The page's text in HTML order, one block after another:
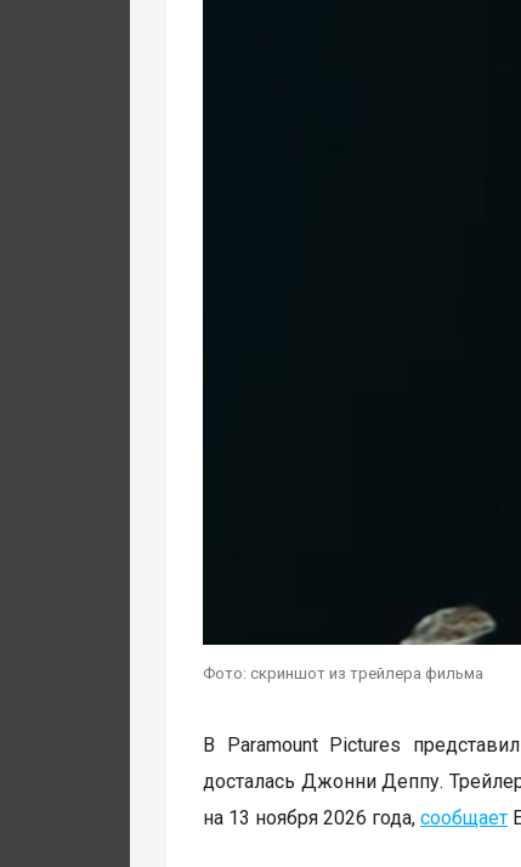
Фото: скриншот из трейлера фильма
В Paramount Pictures
досталась Джонни Деппу.
на 13 ноября 2026 года, сообщает